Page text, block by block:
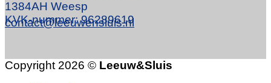
1384AH Weesp
KVK-nummer: 96289619
contact@leeuwensluis.nl
Copyright 2026 © Leeuw&Sluis